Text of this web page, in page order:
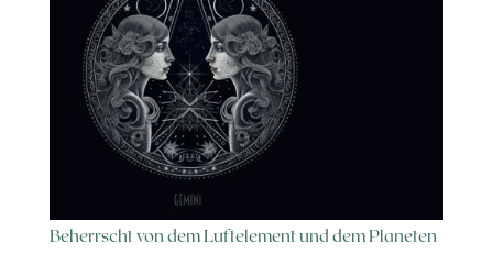
Beherrscht von dem Luftelement und dem Planeten